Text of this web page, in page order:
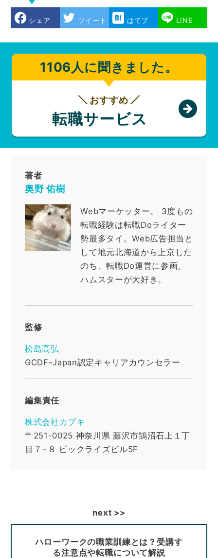
シェア ツイート はてブ LINE
1106人に聞きました。
おすすめ
転職サービス
著者
奥野 佑樹
Webマーケッター。 3度もの
転職経験は転職Doライター
勢最多タイ。Web広告担当と
して地元北海道から上京した
のち、転職Do運営に参画。
ハムスターが大好き。
監修
松島高弘
GCDF-Japan認定キャリアカウンセラー
編集責任
株式会社カブキ
〒251-0025 神奈川県 藤沢市鵠沼石上１丁
目７−８ ビックライズビル5F
ハローワークの職業訓練とは？受講す
る注意点や転職について解説